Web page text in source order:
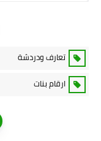
تعارف ودردشة
ارقام بنات